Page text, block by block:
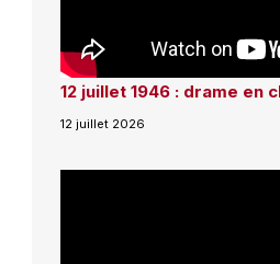
12 juillet 1946 : drame en
12 juillet 2026